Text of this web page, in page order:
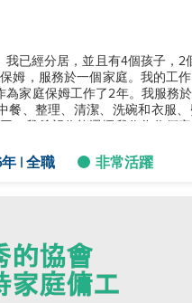
已經分居，並且有4個孩子，2
姆，服務於一個家庭。我的工
家庭保姆工作了2年。我服務
餐、整理、清潔、洗碗和衣服
| 全職 非常活躍